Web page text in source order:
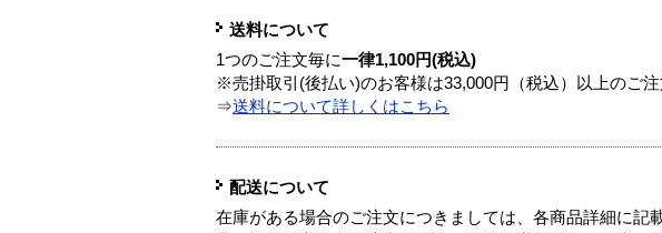
送料について
1つのご注文毎に一律1,100円(税込)
※売掛取引(後払い)のお客様は33,000円（税込）以上のご注
⇒送料について詳しくはこちら
配送について
在庫がある場合のご注文につきましては、各商品詳細に記